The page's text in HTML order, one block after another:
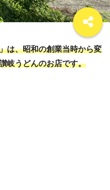
は、昭和の創業当時から変
岐うどんのお店です。